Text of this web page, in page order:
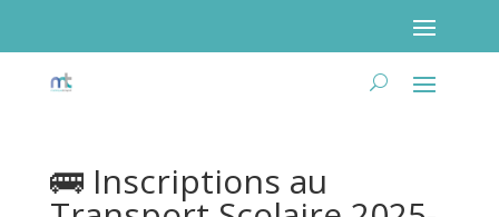
Poser ma question
🚌 Inscriptions au